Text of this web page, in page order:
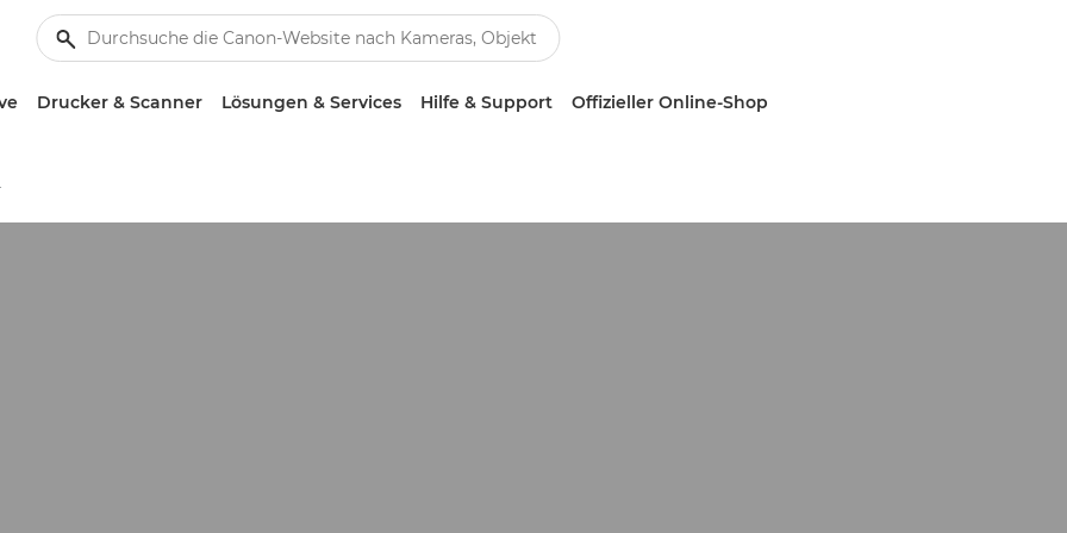
Drucker & Scanner Lösungen & Services Hilfe & Support Offizieller Online-Shop
Ruhr